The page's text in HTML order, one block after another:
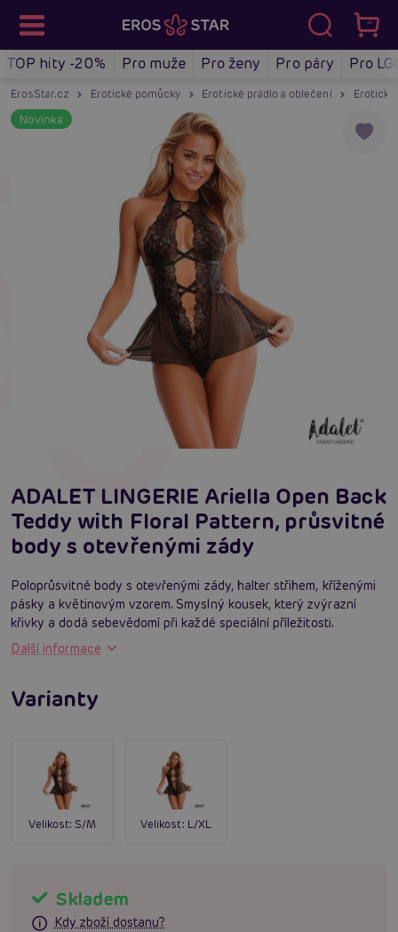
TOP hity -20% Pro muže Pro ženy Pro páry Pro
ErosStar.cz Erotické pomůcky Erotické prádlo a oblečení Erotické
Novinka
ADALET LINGERIE Ariella Open Back
Teddy with Floral Pattern, průsvitné
body s otevřenými zády
Poloprůsvitné body s otevřenými zády, halter střihem, kříženými
pásky a květinovým vzorem. Smyslný kousek, který zvýrazní
křivky a dodá sebevědomí při každé speciální příležitosti.
Další informace
Varianty
Velikost: S/M Velikost: L/XL
Skladem
Kdy zboží dostanu?